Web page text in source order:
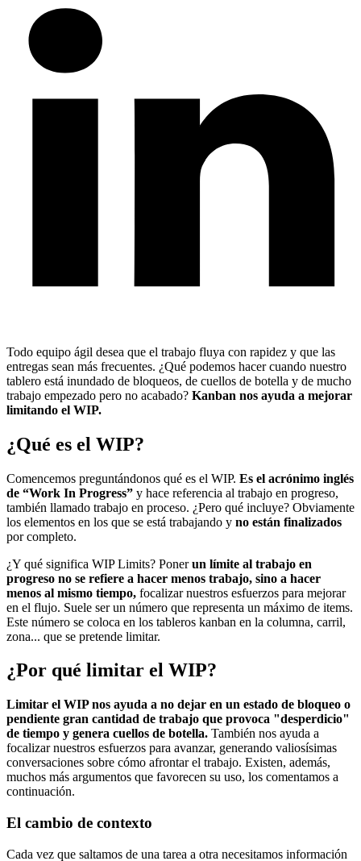
Todo equipo ágil desea que el trabajo fluya con rapidez y que las
entregas sean más frecuentes. ¿Qué podemos hacer cuando nuestro
tablero está inundado de bloqueos, de cuellos de botella y de mucho
trabajo empezado pero no acabado? Kanban nos ayuda a mejorar
limitando el WIP.
¿Qué es el WIP?
Comencemos preguntándonos qué es el WIP. Es el acrónimo inglés
de “Work In Progress” y hace referencia al trabajo en progreso,
también llamado trabajo en proceso. ¿Pero qué incluye? Obviamente
los elementos en los que se está trabajando y no están finalizados
por completo.
¿Y qué significa WIP Limits? Ponerun límite al trabajo en
progreso no se refiere a hacer menos trabajo, sino a hacer
menos al mismo tiempo, focalizar nuestros esfuerzos para mejorar
en el flujo. Suele ser un número que representa un máximo de items.
Este número se coloca en los tableros kanban en la columna, carril,
zona... que se pretende limitar.
¿Por qué limitar el WIP?
Limitar el WIP nos ayuda a no dejar en un estado de bloqueo o
pendiente gran cantidad de trabajo que provoca "desperdicio"
de tiempo y genera cuellos de botella. También nos ayuda a
focalizar nuestros esfuerzos para avanzar, generando valiosísimas
conversaciones sobre cómo afrontar el trabajo. Existen, además,
muchos más argumentos que favorecen su uso, los comentamos a
continuación.
El cambio de contexto
Cada vez que saltamos de una tarea a otra necesitamos información